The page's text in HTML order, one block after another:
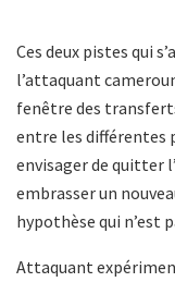
Ces deux pistes qui
l’attaquant
fenêtre des
entre les différentes
envisager de quitter
embrasser un
hypothèse qui n’est
Attaquant